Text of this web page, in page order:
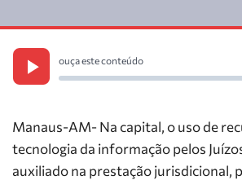
ouça este conteúdo
Manaus-AM- Na capital, o uso de
tecnologia da informação pelos
auxiliado na prestação jurisdicional,